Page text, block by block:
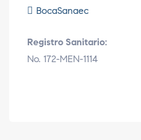
BocaSanaec
Registro Sanitario:
No. 172-MEN-1114